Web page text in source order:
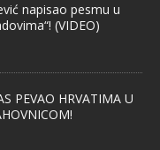
napisao pesmu u
(VIDEO)
PEVAO HRVATIMA U